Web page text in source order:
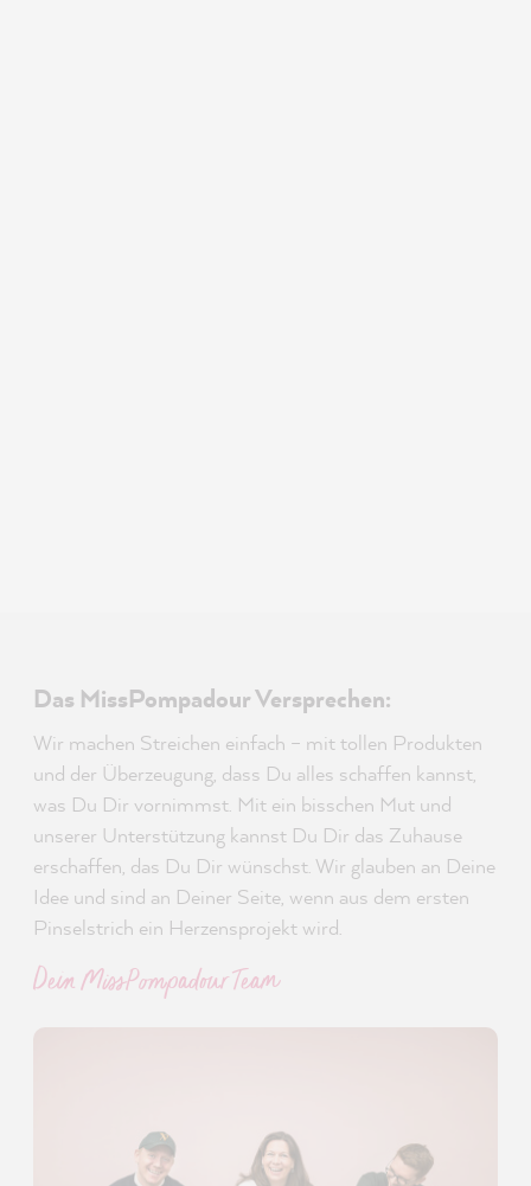
Das MissPompadour Versprechen:
Wir machen Streichen einfach – mit tollen Produkten
und der Überzeugung, dass Du alles schaffen kannst,
was Du Dir vornimmst. Mit ein bisschen Mut und
unserer Unterstützung kannst Du Dir das Zuhause
erschaffen, das Du Dir wünschst. Wir glauben an Deine
Idee und sind an Deiner Seite, wenn aus dem ersten
Pinselstrich ein Herzensprojekt wird.
Dein MissPompadour Team